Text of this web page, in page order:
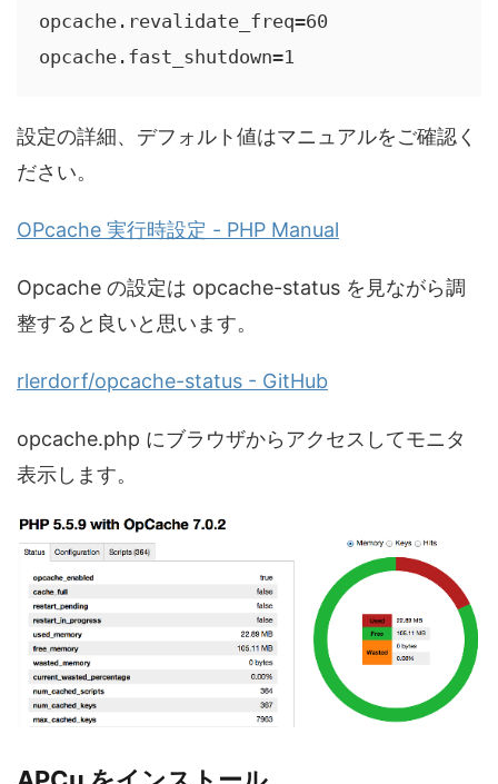
opcache.revalidate_freq=60
opcache.fast_shutdown=1
設定の詳細、デフォルト値はマニュアルをご確認く
ださい。
OPcache 実行時設定 - PHP Manual
Opcache の設定は opcache-status を見ながら調
整すると良いと思います。
rlerdorf/opcache-status - GitHub
opcache.php にブラウザからアクセスしてモニタ
表示します。